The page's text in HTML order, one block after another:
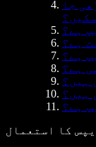
جا
سکیں؟
ہے؟
ہے؟
ہے؟
ہے؟
ہیں؟
ہیں؟
ہے؟
کا استعمال